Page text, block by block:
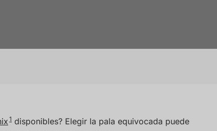
1disponibles? Elegir la pala equivocada puede